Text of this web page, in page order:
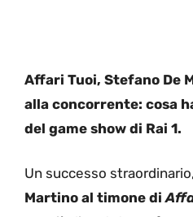
Affari Tuoi, Stefano De
alla concorrente: cosa
del game show di Rai 1.
Un successo
Martino al timone di